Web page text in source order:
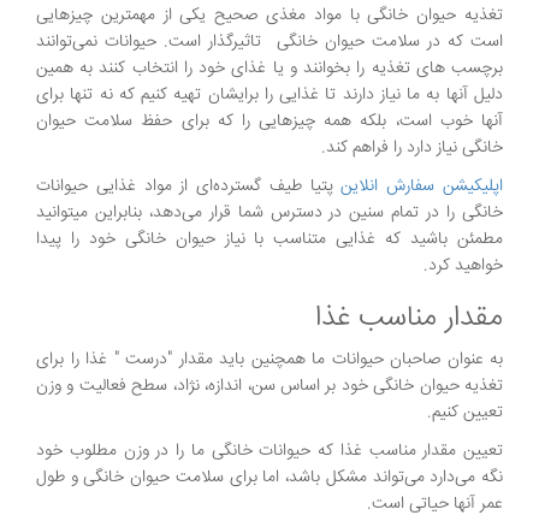
تغذیه حیوان خانگی با مواد مغذی صحیح یکی از مهمترین چیزهایی
است که در سلامت حیوان خانگی تاثیرگذار است. حیوانات نمی‌توانند
برچسب‌ های تغذیه را بخوانند و یا غذای خود را انتخاب کنند به همین
دلیل آنها به ما نیاز دارند تا غذایی را برایشان تهیه کنیم که نه تنها برای
آنها خوب است، بلکه همه چیزهایی را که برای حفظ سلامت حیوان
خانگی نیاز دارد را فراهم کند.
اپلیکیشن سفارش انلاینپتیا طیف گسترده‌ای از مواد غذایی حیوانات
خانگی را در تمام سنین در دسترس شما قرار می‌دهد، بنابراین میتوانید
مطمئن باشید که غذایی متناسب با نیاز حیوان خانگی خود را پیدا
خواهید کرد.
مقدار مناسب غذا
به عنوان صاحبان حیوانات ما همچنین باید مقدار "درست " غذا را برای
تغذیه حیوان خانگی خود بر اساس سن، اندازه، نژاد، سطح فعالیت و وزن
تعیین کنیم.
تعیین مقدار مناسب غذا که حیوانات خانگی ما را در وزن مطلوب خود
نگه می‌دارد می‌تواند مشکل باشد، اما برای سلامت حیوان خانگی و طول
عمر آنها حیاتی است.